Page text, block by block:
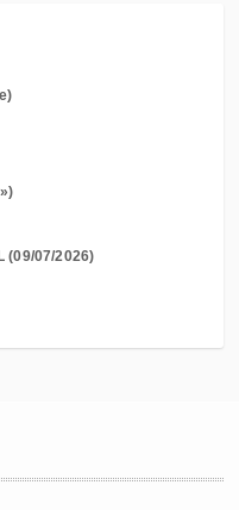
(09/07/2026)